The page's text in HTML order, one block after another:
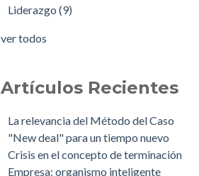
Liderazgo(9)
ver todos
Artículos Recientes
La relevancia del Método del Caso
"New deal" para un tiempo nuevo
Crisis en el concepto de terminación
Empresa: organismo inteligente